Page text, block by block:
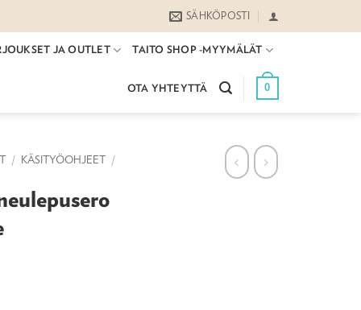
SÄHKÖPOSTI
JA OUTLET TAITO SHOP -MYYMÄLÄT
OTA YHTEYTTÄ 0
/ KÄSITYÖOHJEET /